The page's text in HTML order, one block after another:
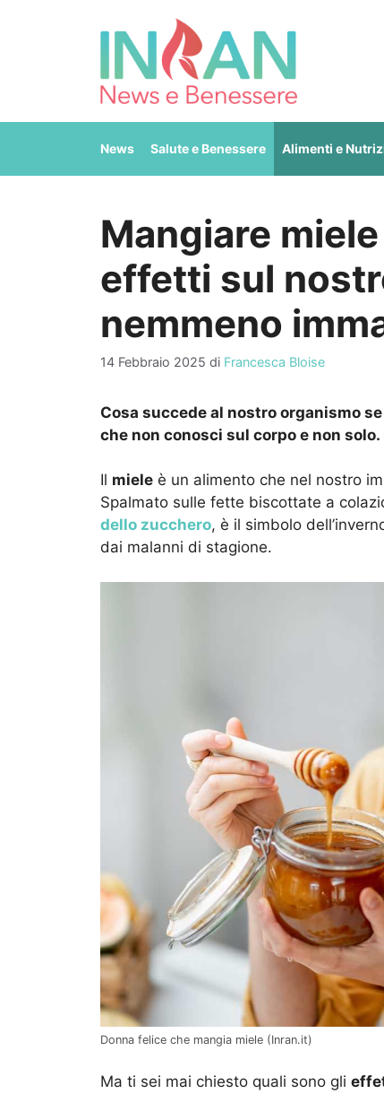
News Salute e Benessere Alimenti e
Mangiare
effetti sul
nemmeno
14 Febbraio 2025 di Francesca Bloise
Cosa succede al nostro organismo
che non conosci sul corpo e non
Il miele è un alimento che nel nostro
Spalmato sulle fette biscottate a
dello zucchero, è il simbolo
dai malanni di stagione.
Donna felice che mangia miele (Inran.it)
Ma ti sei mai chiesto quali sono gli